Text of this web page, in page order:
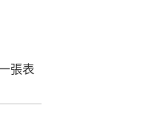
張表